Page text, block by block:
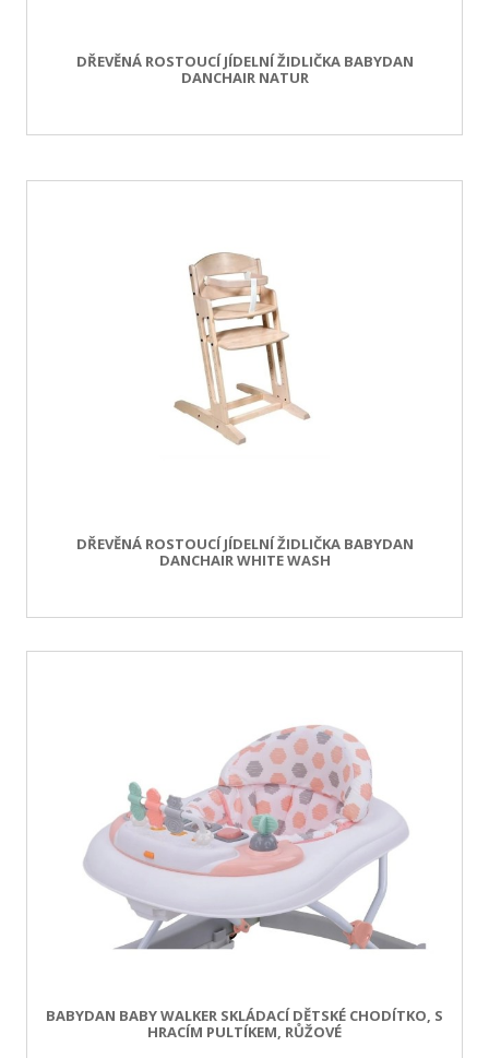
DŘEVĚNÁ ROSTOUCÍ JÍDELNÍ ŽIDLIČKA BABYDAN
DANCHAIR NATUR
DŘEVĚNÁ ROSTOUCÍ JÍDELNÍ ŽIDLIČKA BABYDAN
DANCHAIR WHITE WASH
BABYDAN BABY WALKER SKLÁDACÍ DĚTSKÉ CHODÍTKO, S
HRACÍM PULTÍKEM, RŮŽOVÉ